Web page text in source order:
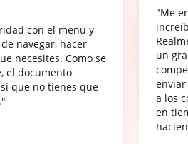
con el menú y
navegar, hacer
necesites. Como se
el documento
que no tienes que
"Me
un
a los
en